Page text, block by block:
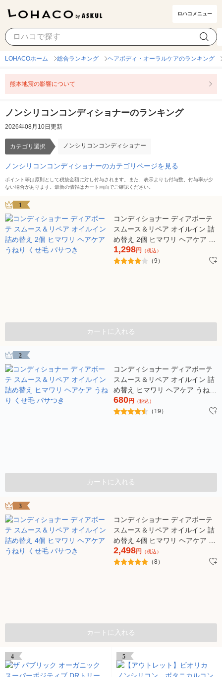
ロハコメニュー
ノンシリコンコンディショナー カテゴリ選択
LOHACOホーム 総合ランキング ヘアボディ・オーラルケアのランキング
熊本地震の影響について
ノンシリコンコンディショナーのランキング
2026年08月10日更新
カテゴリ選択 ノンシリコンコンディショナー
ノンシリコンコンディショナーのカテゴリページを見る
ポイント等は原則として税抜金額に対し付与されます。また、表示よりも付与数、付与率が少
ない場合があります。最新の情報はカート画面でご確認ください。
1
コンディショナー ディアボーテ
スムース＆リペア オイルイン 詰
め替え 2個 ヒマワリ ヘアケア う
ねり くせ毛 パサつき
1,298円 （税込）
（9）
カートに入れる
2
コンディショナー ディアボーテ
スムース＆リペア オイルイン 詰
め替え ヒマワリ ヘアケア うねり
くせ毛 パサつき
680円 （税込）
（19）
カートに入れる
3
コンディショナー ディアボーテ
スムース＆リペア オイルイン 詰
め替え 4個 ヒマワリ ヘアケア う
ねり くせ毛 パサつき
2,498円 （税込）
（8）
カートに入れる
4 5